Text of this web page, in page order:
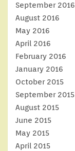
September 2016
August 2016
May 2016
April 2016
February 2016
January 2016
October 2015
September 2015
August 2015
June 2015
May 2015
April 2015